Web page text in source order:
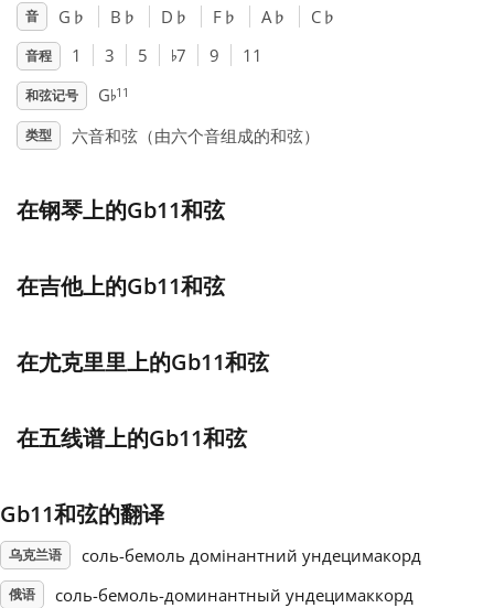
Español
Français
한국어
हिन्दी
Português
音 G ♭ B ♭ D ♭ F ♭ A♭ C ♭
音程 1 3 5 ♭7 9 11
和弦记号 G♭11
类型 六音和弦（由六个音组成的和弦）
在钢琴上的Gb11和弦
在吉他上的Gb11和弦
在尤克里里上的Gb11和弦
在五线谱上的Gb11和弦
Gb11和弦的翻译
乌克兰语 соль-бемоль домінантний ундецимакорд
俄语 соль-бемоль-доминантный ундецимаккорд